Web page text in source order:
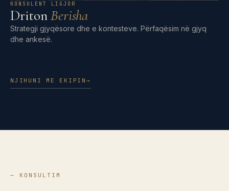
KONSULENT LIGJOR
DritonBerisha
Strategji gjyqësore dhe e kontesteve. Përfaqësim në gjyq
dhe ankesë.
NJIHUNI ME EKIPIN →
— KONSULTIM